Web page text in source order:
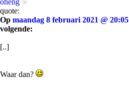
oheng
quote:
Op maandag 8 februari 2021 @ 20:05
volgende:
[..]
Waar dan?